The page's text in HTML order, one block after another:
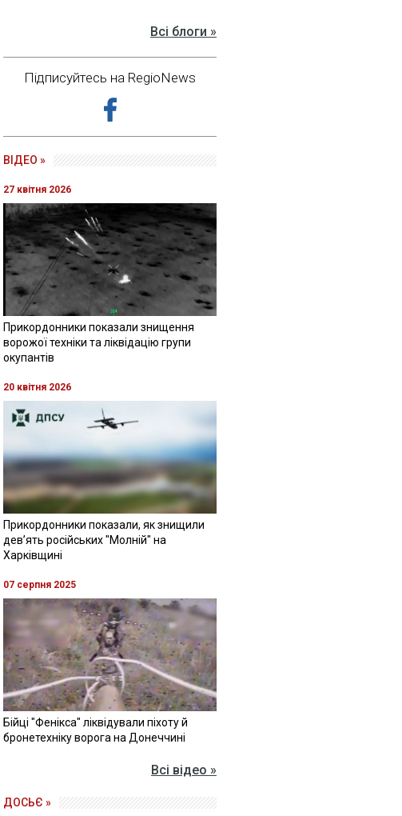
Всі блоги »
Підписуйтесь на RegioNews
ВІДЕО »
27 квітня 2026
Прикордонники показали знищення
ворожої техніки та ліквідацію групи
окупантів
20 квітня 2026
Прикордонники показали, як знищили
девʼять російських "Молній" на
Харківщині
07 серпня 2025
Бійці "Фенікса" ліквідували піхоту й
бронетехніку ворога на Донеччині
Всі відео »
ДОСЬЄ »